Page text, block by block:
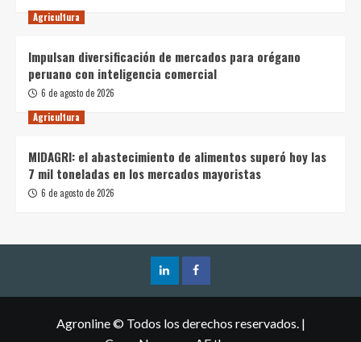
Agricultura
Impulsan diversificación de mercados para orégano
peruano con inteligencia comercial
6 de agosto de 2026
Agricultura
MIDAGRI: el abastecimiento de alimentos superó hoy las
7 mil toneladas en los mercados mayoristas
6 de agosto de 2026
Agronline © Todos los derechos reservados. |